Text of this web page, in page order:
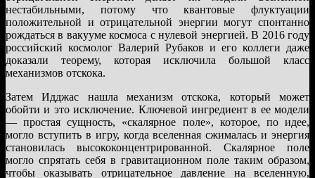
нестабильными, потому что квантовые флуктуации
положительной и отрицательной энергии могут спонтанно
рождаться в вакууме космоса с нулевой энергией. В 2016 году
российский космолог Валерий Рубаков и его коллеги даже
доказали теорему, которая исключила большой класс
механизмов отскока.
Затем Идджас нашла механизм отскока, который может
обойти и это исключение. Ключевой ингредиент в ее модели
— простая сущность, «скалярное поле», которое, по идее,
могло вступить в игру, когда вселенная сжималась и энергия
становилась высококонцентрированной. Скалярное поле
могло спрятать себя в гравитационном поле таким образом,
чтобы оказывать отрицательное давление на вселенную,